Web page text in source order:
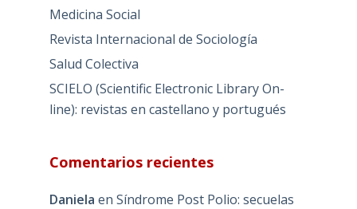
Medicina Social
Revista Internacional de Sociología
Salud Colectiva
SCIELO (Scientific Electronic Library On-
line): revistas en castellano y portugués
Comentarios recientes
Daniela en Síndrome Post Polio: secuelas